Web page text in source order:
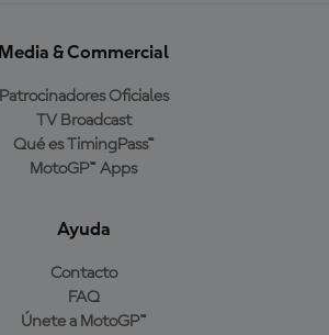
Media & Commercial
Patrocinadores Oficiales
TV Broadcast
Qué es TimingPass™
MotoGP™ Apps
Ayuda
Contacto
FAQ
Únete a MotoGP™